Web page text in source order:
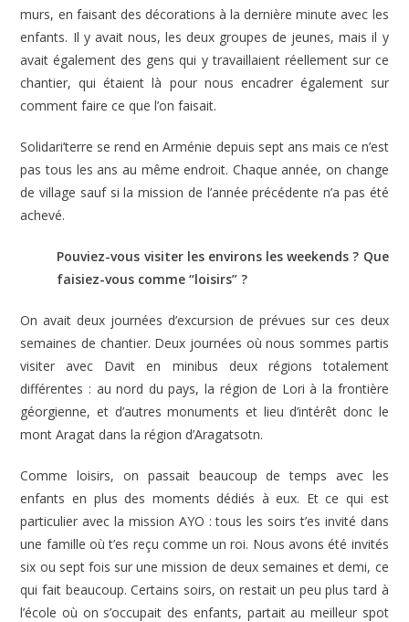
murs, en faisant des décorations à la dernière minute avec les
enfants. Il y avait nous, les deux groupes de jeunes, mais il y
avait également des gens qui y travaillaient réellement sur ce
chantier, qui étaient là pour nous encadrer également sur
comment faire ce que l’on faisait.
Solidari’terre se rend en Arménie depuis sept ans mais ce n’est
pas tous les ans au même endroit. Chaque année, on change
de village sauf si la mission de l’année précédente n’a pas été
achevé.
Pouviez-vous visiter les environs les weekends ? Que
faisiez-vous comme “loisirs” ?
On avait deux journées d’excursion de prévues sur ces deux
semaines de chantier. Deux journées où nous sommes partis
visiter avec Davit en minibus deux régions totalement
différentes : au nord du pays, la région de Lori à la frontière
géorgienne, et d’autres monuments et lieu d’intérêt donc le
mont Aragat dans la région d’Aragatsotn.
Comme loisirs, on passait beaucoup de temps avec les
enfants en plus des moments dédiés à eux. Et ce qui est
particulier avec la mission AYO : tous les soirs t’es invité dans
une famille où t’es reçu comme un roi. Nous avons été invités
six ou sept fois sur une mission de deux semaines et demi, ce
qui fait beaucoup. Certains soirs, on restait un peu plus tard à
l’école où on s’occupait des enfants, partait au meilleur spot